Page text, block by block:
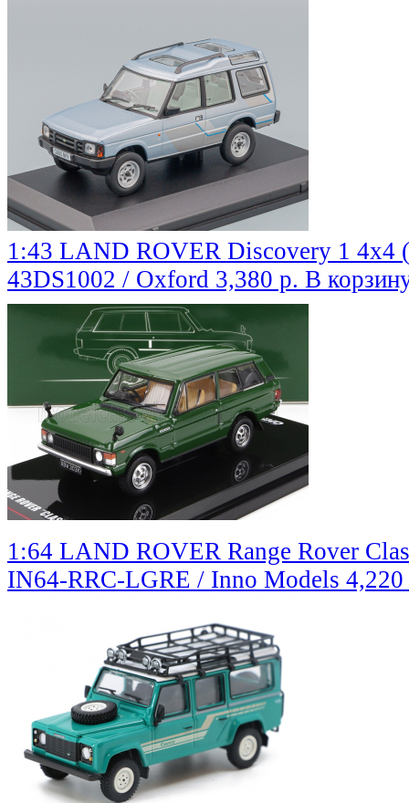
1:43 LAND ROVER Discovery 1 4x4
43DS1002 / Oxford 3,380 р. В
1:64 LAND ROVER Range Rover
IN64-RRC-LGRE / Inno Models